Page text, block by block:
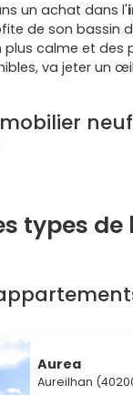
un achat dans l'
de son bassin
calme et des
va jeter un
de proximité
la
bien placés
types
Aurea
Aureilhan